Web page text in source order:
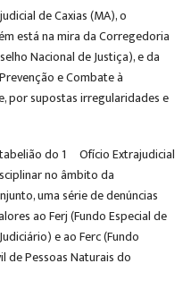
de Caxias (MA), o
está na mira da Corregedoria
Nacional de Justiça), e da
e Combate à
por supostas irregularidades e
do 1º Ofício Extrajudicial
no âmbito da
uma série de denúncias
ao Ferj (Fundo Especial de
e ao Ferc (Fundo
de Pessoas Naturais do